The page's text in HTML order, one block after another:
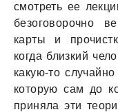
смотреть ее
безоговорочно
карты и
когда близкий
какую-то
которую сам до
приняла эти